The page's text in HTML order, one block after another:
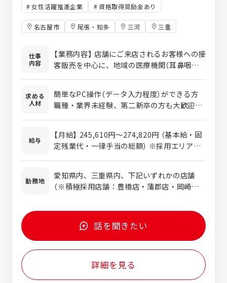
女性活躍推進企業 資格取得奨励金あり
名古屋市 尾張・知多 三河 三重
仕事
内容
【業務内容】 店舗にご来店されるお客様への接
客販売を中心に、地域の医療機関（耳鼻咽喉
サポートし、地域社会に貢献できるお仕事で
す。 ◆具体的な仕事内容 ＜店舗でのカウンセ
リング・販売＞ ・ヒアリング：「家族との会
話を楽しみたい」などのお悩みを丁寧に伺い
ます。 ・測定・試聴：専用機器で聞こえの状
って音のバランスを細かく調整します。 ・ア
フターケア：ご購入後も定期的なメンテナン
療機関への外来営業（地域連携）＞ ・病院・ク
リニックへの訪問：地域のドクターや医療ス
タッフと定期的にコミュニケーションを取
り、信頼関係を構築。補聴器を必要とする患
者様をご紹介いただけるよう連携を深めま
す。 ・出張相談・外来対応：提携先の医療機
関に赴き、ドクターの診療をサポートする形
求める
人材
簡単なPC操作（データ入力程度）ができる方
職種・業界未経験、第二新卒の方も大歓迎！
です。 販売、飲食、介護など、異業種からの
転職者が多数活躍中！あなたのホスピタリテ
ィを活かせる職場です。 ＜こんな方にピッタ
リです＞ ・人の役に立つこと、人と関わるこ
とが好きな方 ・売上よりも、目の前のお客様
・ドクターや医療スタッフの方々と定期的に
コミュニケーションを取りながら、 一人ひ
とりの患者さまにより良い聴こえを届けるた
めの関係づくりに携わりたい方 ・一生モノの
専門スキル（資格）を身につけ、長く安定して
給与
【月給】 245,610円～274,820円 （基本給・固
定残業代・一律手当の総額） ※採用エリアや
1ヶ月あたり1万8,610円 〜（固定残業時間：1
ヶ月あたり10時間） 固定残業
を支給する。 ※残業0時間の
場合でも上記金額を支給します。 ・賞与年1
回（基本給年額の15％） ・給与改定年1回 ・販
中は対象外。予算100%を達成した場合のみ
支給。 ・等級手当(一律手当に含む)：3万円
勤務地
愛知県内、三重県内、下記いずれかの店舗
（※積極採用店舗：豊橋店・蒲郡店・岡崎
・ブルーム蒲郡店 ※ ・ブルーム岡崎店 ※
・ブルーム名駅店 ・ブルーム神宮前店 ・ブ
ルーム 小幡店 ・ブルーム豊田店 ※ ・ブル
ーム半田店 【三重県】 ・ブルーム四日市店 ・
ブルーム鈴鹿店 ・イヤーズ補聴器センター
津店 ・ブルーム松阪店 ・ブルーム上野店
話を聞きたい
詳細を見る